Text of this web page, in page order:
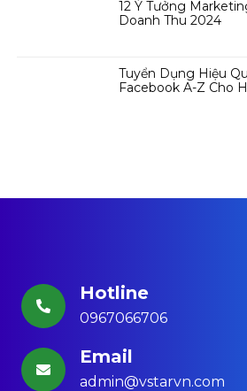
12 Ý Tưởng
Doanh Thu 2024
Tuyển Dụng Hiệu
Facebook A-Z Cho
Hotline
0967066706
Email
admin@vstarvn.com